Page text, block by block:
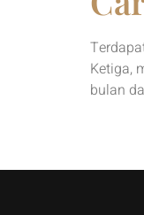
Ketiga,
bulan